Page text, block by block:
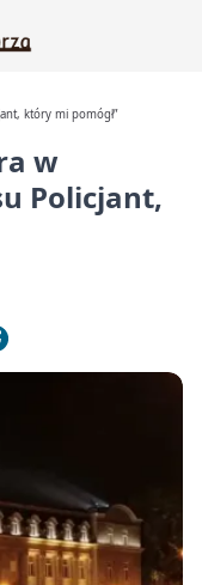
który mi pomógł”
w
Policjant,